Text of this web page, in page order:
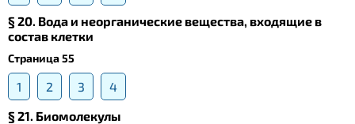
§ 20. Вода и неорганические вещества, входящие в
состав клетки
Страница 55
1 2 3
4
§ 21. Биомолекулы